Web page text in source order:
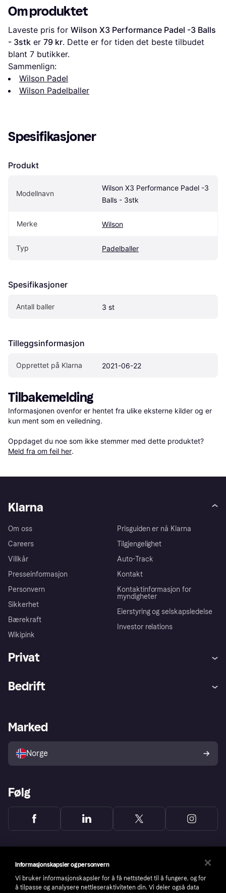
Om produktet
Laveste pris for Wilson X3 Performance Padel -3 Balls
- 3stk er 79 kr. Dette er for tiden det beste tilbudet
blant 7 butikker.
Sammenlign:
Wilson Padel
Wilson Padelballer
Spesifikasjoner
Produkt
Modellnavn
Wilson X3 Performance Padel -3
Balls - 3stk
Merke Wilson
Typ Padelballer
Spesifikasjoner
Antall baller 3 st
Tilleggsinformasjon
Opprettet på Klarna 2021-06-22
Tilbakemelding
Informasjonen ovenfor er hentet fra ulike eksterne kilder og er
kun ment som en veiledning.
Oppdaget du noe som ikke stemmer med dette produktet?
Meld fra om feil her.
Klarna
Om oss
Careers
Villkår
Presseinformasjon
Personvern
Sikkerhet
Bærekraft
Wikipink
Prisguiden er nå Klarna
Tilgjengelighet
Auto-Track
Kontakt
Kontaktinformasjon for
myndigheter
Eierstyring og selskapsledelse
Investor relations
Privat
Utforsk butikker
Bedrift
Merchant portal
Marked
Norge
Følg
Informasjonskapsler og personvern
Vi bruker informasjonskapsler for å få nettstedet til å fungere, og for
å tilpasse og analysere nettleseraktiviteten din. Vi deler også data